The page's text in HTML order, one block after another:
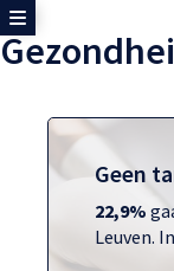
Toon zijmenu
Geen
22,9%
Leuven.